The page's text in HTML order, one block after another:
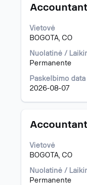
Pavadinimas
Vietovė
BOGOTA, CO
Nuolatinė /
Permanente
Paskelbimo data
2026-08-07
Norėdami
visą
informaciją
pareigybę,
pasirinkite
tarpo
klavišą.
Pavadinimas
Vietovė
BOGOTA, CO
Nuolatinė /
Permanente
Norėdami
visą
informaciją
pareigybę,
pasirinkite